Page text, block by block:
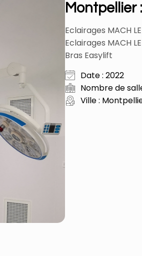
Montpellier
Eclairages MACH
Eclairages MACH
Bras Easylift
Date : 2022
Nombre de
Ville :